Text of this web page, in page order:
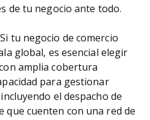
de tu negocio ante todo.
tu negocio de comercio
global, es esencial elegir
amplia cobertura
para gestionar
el despacho de
que cuenten con una red de